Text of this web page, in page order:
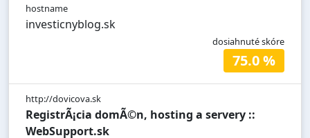
hostname
investicnyblog.sk
dosiahnuté skóre
75.0 %
http://dovicova.sk
RegistrÃ¡cia domÃ©n, hosting a servery ::
WebSupport.sk